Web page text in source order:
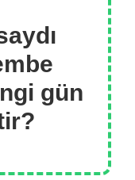
gün